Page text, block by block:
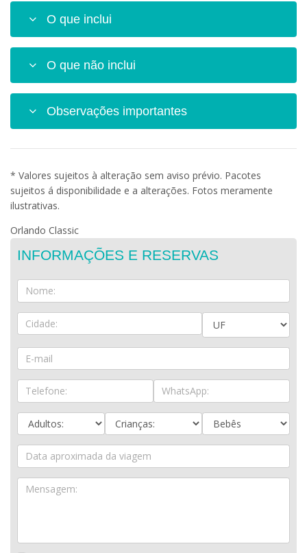
O que inclui
O que não inclui
Observações importantes
* Valores sujeitos à alteração sem aviso prévio. Pacotes
sujeitos á disponibilidade e a alterações. Fotos meramente
ilustrativas.
Orlando Classic
INFORMAÇÕES E RESERVAS